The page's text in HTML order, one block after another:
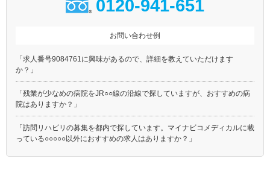
0120-941-651
お問い合わせ例
「求人番号9084761に興味があるので、詳細を教えていただけます
か？」
「残業が少なめの病院をJR○○線の沿線で探していますが、おすすめの病
院はありますか？」
「訪問リハビリの募集を都内で探しています。マイナビコメディカルに載
っている○○○○○以外におすすめの求人はありますか？」